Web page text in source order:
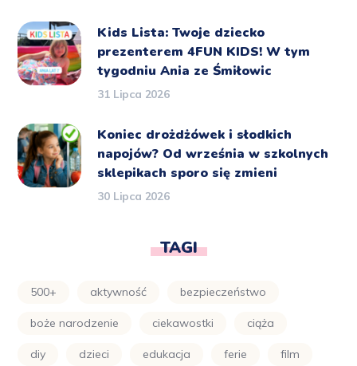
Kids Lista: Twoje dziecko
prezenterem 4FUN KIDS! W tym
tygodniu Ania ze Śmiłowic
31 Lipca 2026
Koniec drożdżówek i słodkich
napojów? Od września w szkolnych
sklepikach sporo się zmieni
30 Lipca 2026
TAGI
500+ aktywność bezpieczeństwo
boże narodzenie ciekawostki ciąża
diy dzieci edukacja ferie film